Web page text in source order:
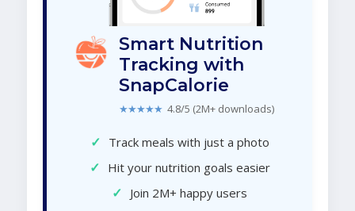
Smart Nutrition
Tracking with
SnapCalorie
★★★★★ 4.8/5 (2M+ downloads)
✓ Track meals with just a photo
✓ Hit your nutrition goals easier
✓ Join 2M+ happy users